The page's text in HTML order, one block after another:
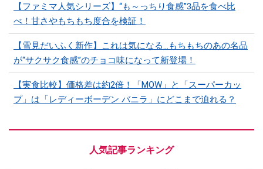
【ファミマ人気シリーズ】“も～っちり食感”3品を食べ比
べ！甘さやもちもち度合を検証！
【雪見だいふく新作】これは気になる…もちもちのあの名品
が“サクサク食感”のチョコ味になって新登場！
【実食比較】価格差は約2倍！「MOW」と「スーパーカッ
プ」は「レディーボーデン バニラ」にどこまで迫れる？